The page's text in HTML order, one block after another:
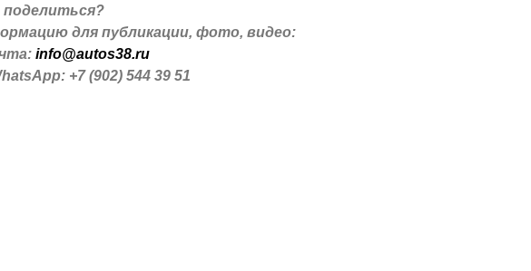
поделиться?
для публикации, фото, видео:
info@autos38.ru
+7 (902) 544 39 51